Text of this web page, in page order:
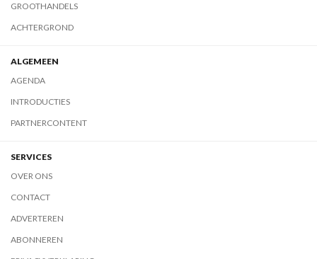
GROOTHANDELS
ACHTERGROND
ALGEMEEN
AGENDA
INTRODUCTIES
PARTNERCONTENT
SERVICES
OVER ONS
CONTACT
ADVERTEREN
ABONNEREN